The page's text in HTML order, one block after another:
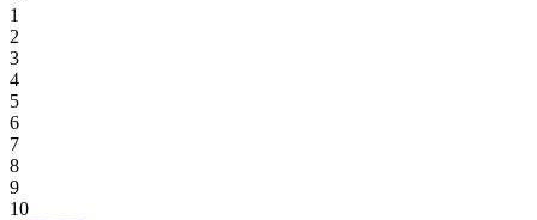
1
2
3
4
5
6
7
8
9
10